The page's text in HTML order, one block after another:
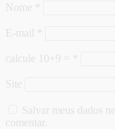
Nome
E-mail
calcule 10+9 =
Site
Salvar meus dados
comentar.